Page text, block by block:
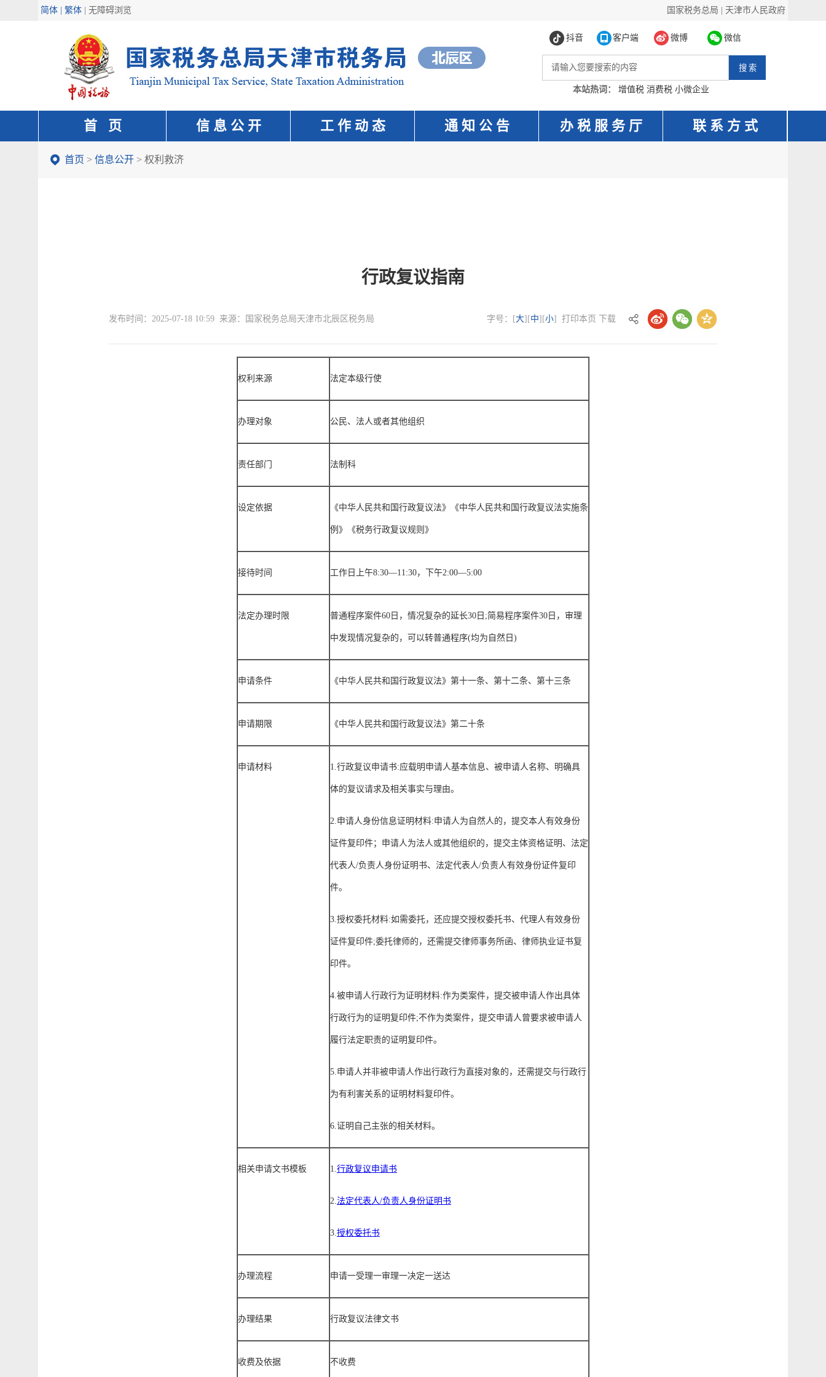
简体 | 繁体 无障碍浏览 国家税务总局 天津市人民政府
抖音 客户端 微博 微信
本站热词： 增值税 消费税 小微企业
首 页 信 息 公 开 工 作 动 态 通 知 公 告 办 税 服 务 厅 联 系 方 式
首页 > 信息公开 > 权利救济
行政复议指南
发布时间：2025-07-18 10:59 来源：国家税务总局天津市北辰区税务局 字号：[大][中][小] 打印本页 下载
权利来源 法定本级行使
办理对象 公民、法人或者其他组织
责任部门 法制科
设定依据 《中华人民共和国行政复议法》《中华人民共和国行政复议法实施条
例》《税务行政复议规则》
接待时间 工作日上午8:30—11:30，下午2:00—5:00
法定办理时限 普通程序案件60 日，情况复杂的延长30 日 ;简易程序案件30 日，审理
中发现情况复杂的，可以转普通程序(均为自然日 )
申请条件 《中华人民共和国行政复议法》第十一条、第十二条、第十三条
申请期限 《中华人民共和国行政复议法》第二十条
申请材料 1.行政复议申请书:应载明申请人基本信息、被申请人名称、明确具
体的复议请求及相关事实与理由。
2.申请人身份信息证明材料:申请人为自然人的，提交本人有效身份
证件复印件；申请人为法人或其他组织的，提交主体资格证明、法定
代表人/负责人身份证明书、法定代表人/负责人有效身份证件复印
件。
3.授权委托材料:如需委托，还应提交授权委托书、代理人有效身份
证件复印件;委托律师的，还需提交律师事务所函、律师执业证书复
印件。
4.被申请人行政行为证明材料:作为类案件，提交被申请人作出具体
行政行为的证明复印件;不作为类案件，提交申请人曾要求被申请人
履行法定职责的证明复印件。
5.申请人并非被申请人作出行政行为直接对象的，还需提交与行政行
为有利害关系的证明材料复印件。
6.证明自己主张的相关材料。
相关申请文书模板 1.行政复议申请书
2.法定代表人/负责人身份证明书
3.授权委托书
办理流程 申请一受理一审理一决定一送达
办理结果 行政复议法律文书
收费及依据 不收费